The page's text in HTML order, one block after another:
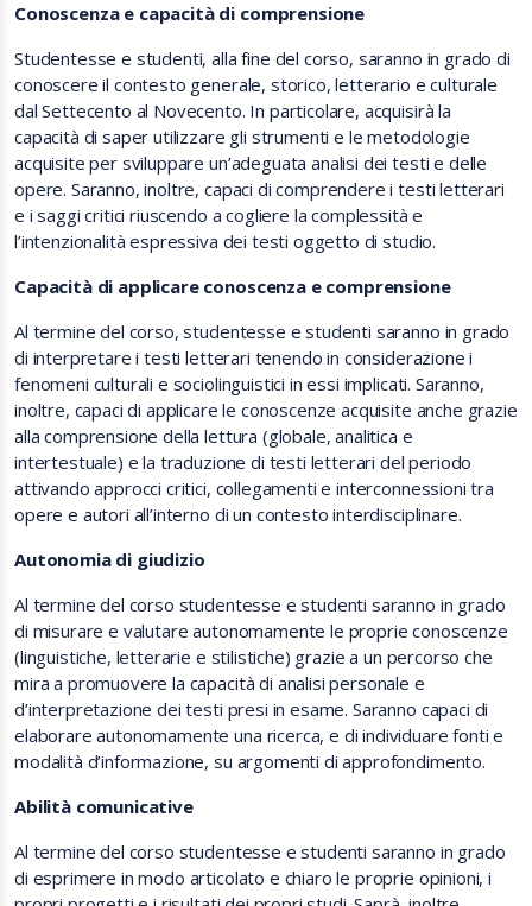
Conoscenza e capacità di comprensione
Studentesse e studenti, alla fine del corso, saranno in grado di
conoscere il contesto generale, storico, letterario e culturale
dal Settecento al Novecento. In particolare, acquisirà la
capacità di saper utilizzare gli strumenti e le metodologie
acquisite per sviluppare un’adeguata analisi dei testi e delle
opere. Saranno, inoltre, capaci di comprendere i testi letterari
e i saggi critici riuscendo a cogliere la complessità e
l’intenzionalità espressiva dei testi oggetto di studio.
Capacità di applicare conoscenza e comprensione
Al termine del corso, studentesse e studenti saranno in grado
di interpretare i testi letterari tenendo in considerazione i
fenomeni culturali e sociolinguistici in essi implicati. Saranno,
inoltre, capaci di applicare le conoscenze acquisite anche grazie
alla comprensione della lettura (globale, analitica e
intertestuale) e la traduzione di testi letterari del periodo
attivando approcci critici, collegamenti e interconnessioni tra
opere e autori all’interno di un contesto interdisciplinare.
Autonomia di giudizio
Al termine del corso studentesse e studenti saranno in grado
di misurare e valutare autonomamente le proprie conoscenze
(linguistiche, letterarie e stilistiche) grazie a un percorso che
mira a promuovere la capacità di analisi personale e
d’interpretazione dei testi presi in esame. Saranno capaci di
elaborare autonomamente una ricerca, e di individuare fonti e
modalità d’informazione, su argomenti di approfondimento.
Abilità comunicative
Al termine del corso studentesse e studenti saranno in grado
di esprimere in modo articolato e chiaro le proprie opinioni, i